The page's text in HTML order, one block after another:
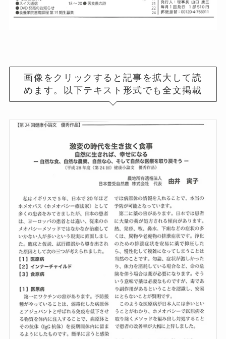
画像をクリックすると記事を拡大して読
めます。以下テキスト形式でも全文掲載